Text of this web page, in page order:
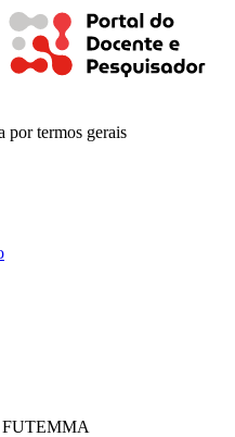
por termos gerais